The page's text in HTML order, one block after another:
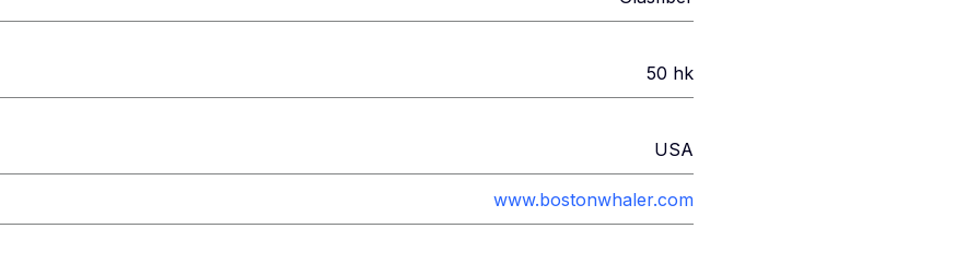
50 hk
USA
www.bostonwhaler.com